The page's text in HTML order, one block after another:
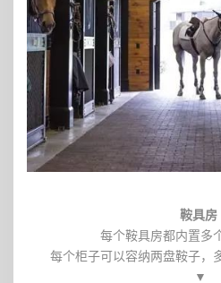
鞍具房
每个鞍具房都内置多
每个柜子可以容纳两盘鞍子，
▼